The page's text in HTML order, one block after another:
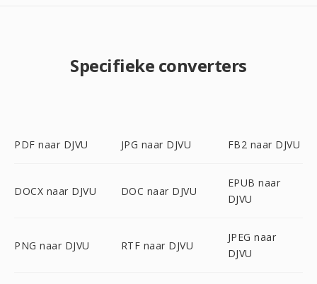
Specifieke converters
PDF naar DJVU JPG naar DJVU FB2 naar DJVU
DOCX naar DJVU DOC naar DJVU
EPUB naar
DJVU
PNG naar DJVU RTF naar DJVU
JPEG naar
DJVU